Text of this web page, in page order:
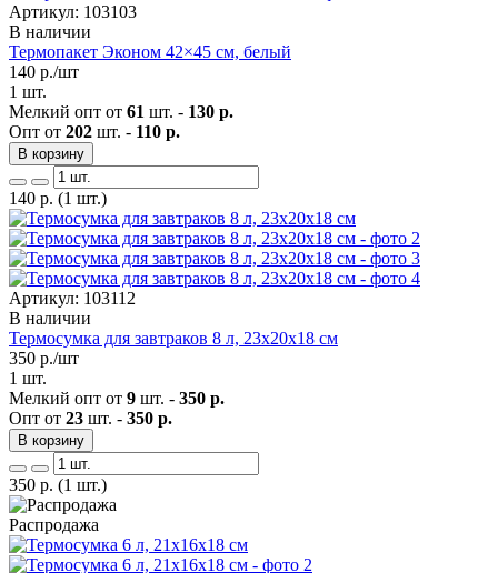
Артикул: 103103
В наличии
Термопакет Эконом 42×45 см, белый
140 р./шт
1 шт.
Мелкий опт от 61 шт. - 130 р.
Опт от 202 шт. - 110 р.
В корзину
140 р. (1 шт.)
Артикул: 103112
В наличии
Термосумка для завтраков 8 л, 23х20х18 см
350 р./шт
1 шт.
Мелкий опт от 9 шт. - 350 р.
Опт от 23 шт. - 350 р.
В корзину
350 р. (1 шт.)
Распродажа